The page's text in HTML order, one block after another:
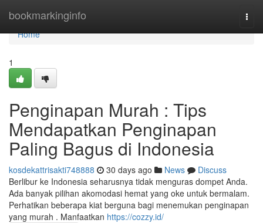
bookmarkinginfo
Home
Home
1
Penginapan Murah : Tips
Mendapatkan Penginapan
Paling Bagus di Indonesia
kosdekattrisakti748888 30 days ago News
Discuss
Berlibur ke Indonesia seharusnya tidak menguras dompet Anda.
Ada banyak pilihan akomodasi hemat yang oke untuk bermalam.
Perhatikan beberapa kiat berguna bagi menemukan penginapan
yang murah . Manfaatkan https://cozzy.id/